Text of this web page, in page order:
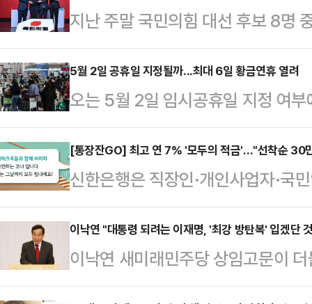
지난 주말 국민의힘 대선 후보 8명
열렸다. A조와 B조로 나뉜 토론회
부터 많은 기대를 모았다. 결과는
반 자기소개, 밸런스 게임 등 경선
도있는 토론이 이뤄지지 않았다는
운 건 토론회 이후 후보들의 태도였
에게 "키높이 구두를 왜 신느냐" 등
"지…
5월 2일 공휴일 지정될까...최대 6일 황금연휴 열려
오는 5월 2일 임시공휴일 지정 여
5일 어린이날이 부처님오신날과
일까지 이어지는 황금연휴가 예정
일이 임시공휴일로 추가 지정되면
는 지난 설 연휴에 임시공휴일을 지
방식의 결정을 기대하고 있다. 설
났던 당시, 정부는 국민 삶의 질 향
정을 제안했다.…
[통장잔GO] 최고 연 7% '모두의 적금'…"선착순 30
신한은행은 직장인·개인사업자·국
을 위한 고금리 신상품 '모두의 적
'가맹점 카드대금', '국민연금'을 수
품이다. 30만좌 한도로 출시하며,
은 자금 계획에 따라 6개월 또는
이낙연 "대통령 되려는 이재명, '최강 방탄복' 입겠단
이낙연 새미래민주당 상임고문이
의 출마와 관련 "국회의 방탄복도